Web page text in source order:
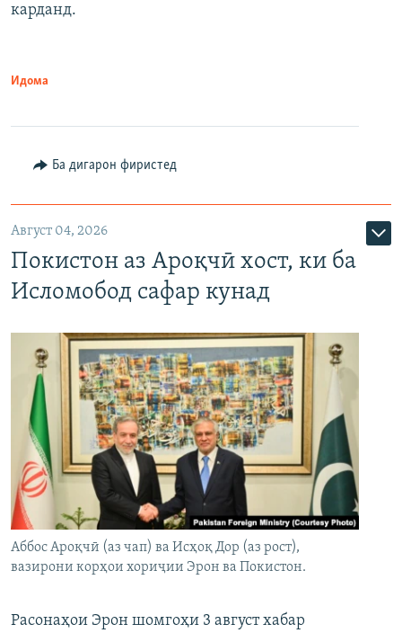
карданд.
Идома
Ба дигарон фиристед
Август 04, 2026
Покистон аз Ароқчӣ хост, ки ба
Исломобод сафар кунад
Аббос Ароқчӣ (аз чап) ва Исҳоқ Дор (аз рост),
вазирони корҳои хориҷии Эрон ва Покистон.
Расонаҳои Эрон шомгоҳи 3 август хабар